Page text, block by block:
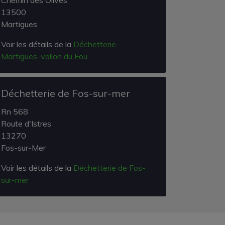
13500
Martigues
Voir les détails de la Déchetterie
Martigues-vallon du Fou
Déchetterie de Fos-sur-mer
Rn 568
Route d'Istres
13270
Fos-sur-Mer
Voir les détails de la Déchetterie de Fos-
sur-mer